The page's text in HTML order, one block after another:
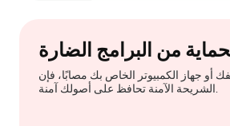
من البرامج الضارة
أو جهاز الكمبيوتر الخاص بك مصابًا، فإن
الشريحة الآمنة تحافظ على أصولك آمنة.